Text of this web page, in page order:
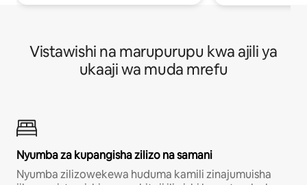
Vistawishi na marupurupu kwa ajili ya
ukaaji wa muda mrefu
Nyumba za kupangisha zilizo na samani
Nyumba zilizowekewa huduma kamili zinajumuisha